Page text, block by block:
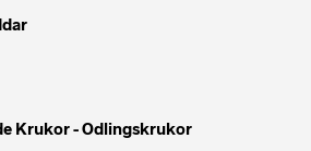
Krukor - Odlingskrukor